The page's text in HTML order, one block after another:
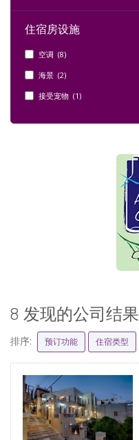
住宿房设施
空调 (8)
海景 (2)
接受宠物 (1)
8 发现的公司结果
排序: 预订功能 住宿类型